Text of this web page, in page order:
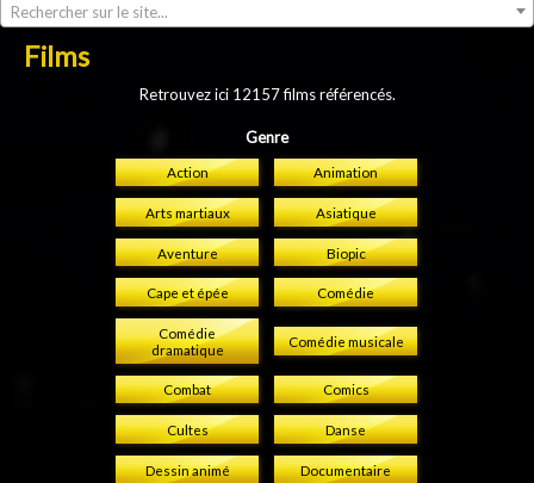
Rechercher sur le site...
Films
Retrouvez ici 12157 films référencés.
Genre
Action Animation
Arts martiaux Asiatique
Aventure Biopic
Cape et épée Comédie
Comédie
dramatique
Comédie musicale
Combat Comics
Cultes Danse
Dessin animé Documentaire